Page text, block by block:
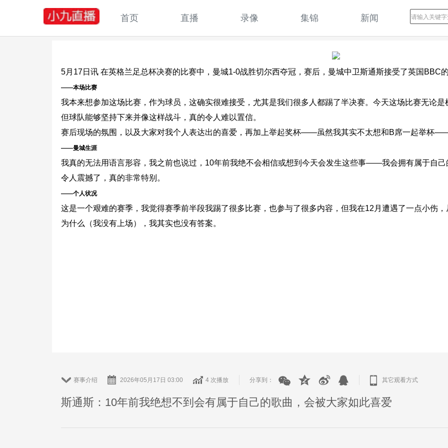
首页 直播 录像 集锦 新闻
5月17日讯 在英格兰足总杯决赛的比赛中，曼城1-0战胜切尔西夺冠，赛后，曼城中卫斯通斯接受了英国BBC的
——本场比赛
我本来想参加这场比赛，作为球员，这确实很难接受，尤其是我们很多人都踢了半决赛。今天这场比赛无论是
但球队能够坚持下来并像这样战斗，真的令人难以置信。
赛后现场的氛围，以及大家对我个人表达出的喜爱，再加上举起奖杯——虽然我其实不太想和B席一起举杯——
——曼城生涯
我真的无法用语言形容，我之前也说过，10年前我绝不会相信或想到今天会发生这些事——我会拥有属于自
令人震撼了，真的非常特别。
——个人状况
这是一个艰难的赛季，我觉得赛季前半段我踢了很多比赛，也参与了很多内容，但我在12月遭遇了一点小
为什么（我没有上场），我其实也没有答案。
赛事介绍 2026年05月17日 03:00 4 次播放 分享到： 其它观看方式
斯通斯：10年前我绝想不到会有属于自己的歌曲，会被大家如此喜爱